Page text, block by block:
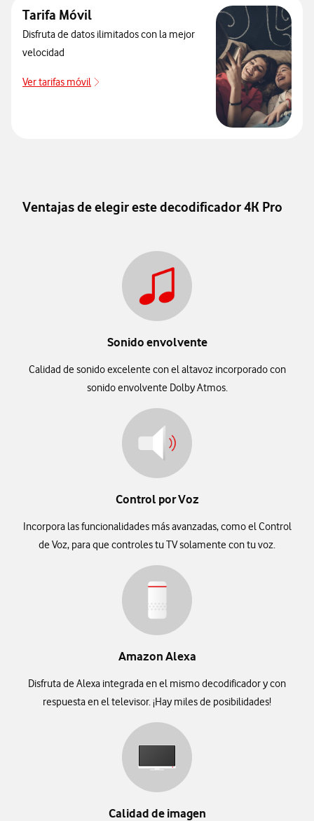
Tarifa Móvil
Disfruta de datos ilimitados con la mejor
velocidad
Ver tarifas móvil
Ventajas de elegir este decodificador 4K Pro
Sonido envolvente
Calidad de sonido excelente con el altavoz incorporado con
sonido envolvente Dolby Atmos.
Control por Voz
Incorpora las funcionalidades más avanzadas, como el Control
de Voz, para que controles tu TV solamente con tu voz.
Amazon Alexa
Disfruta de Alexa integrada en el mismo decodificador y con
respuesta en el televisor. ¡Hay miles de posibilidades!
Calidad de imagen